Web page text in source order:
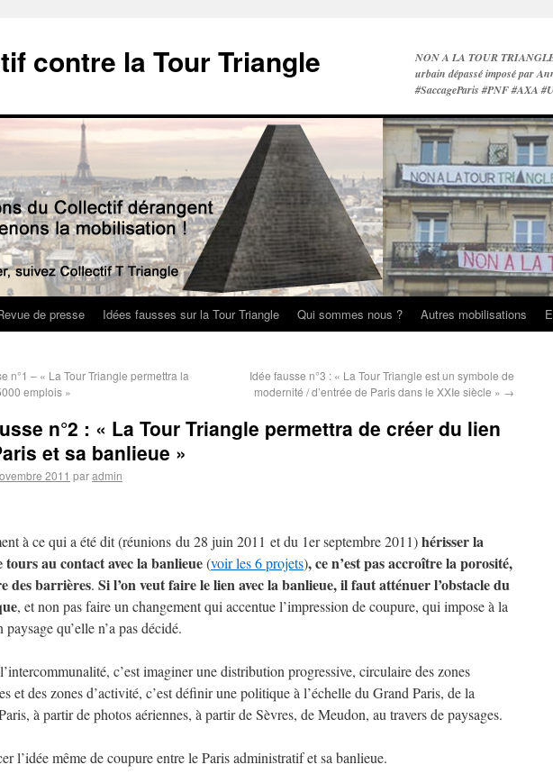
contre la Tour Triangle
NON A LA TOUR
urbain dépassé imposé par
#SaccageParis #PNF #AXA
de presse Idées fausses sur la Tour Triangle Qui sommes nous ? Autres mobilisations
n°1 – « La Tour Triangle permettra la
emplois »
Idée fausse n°3 : « La Tour Triangle est un symbole de
modernité / d’entrée de Paris dans le XXIe siècle » →
n°2 : « La Tour Triangle permettra de créer du lien
et sa banlieue »
2011 paradmin
à ce qui a été dit (réunions du 28 juin 2011 et du 1er septembre 2011)hérisser la
tours au contact avec la banlieue(voir les 6 projets), ce n’est pas accroître la porosité,
des barrières. Si l’on veut faire le lien avec la banlieue, il faut atténuer l’obstacle du
, et non pas faire un changement qui accentue l’impression de coupure, qui impose à la
qu’elle n’a pas décidé.
c’est imaginer une distribution progressive, circulaire des zones
et des zones d’activité, c’est définir une politique à l’échelle du Grand Paris, de la
à partir de photos aériennes, à partir de Sèvres, de Meudon, au travers de paysages.
l’idée même de coupure entre le Paris administratif et sa banlieue.